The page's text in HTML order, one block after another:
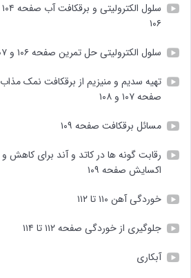
۱۰۶
سلول الکترولیتی حل تمرین صفحه ۱۰۶ و ۱۰۷
تهیه سدیم و منیزیم از برقکافت نمک مذاب
صفحه ۱۰۷ و ۱۰۸
مسائل برقکافت صفحه ۱۰۹
رقابت گونه ها در کاتد و آند برای کاهش و
اکسایش صفحه ۱۰۹
خوردگی آهن ۱۱۰ تا ۱۱۲
جلوگیری از خوردگی صفحه ۱۱۲ تا ۱۱۴
آبکاری